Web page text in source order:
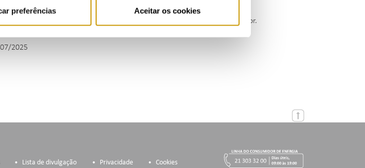
preferências Aceitar os cookies
1, do Decreto-Lei n.º 156/2005, de 15 de setembro, na redação em vigor.
2025
Lista de divulgação Privacidade Cookies